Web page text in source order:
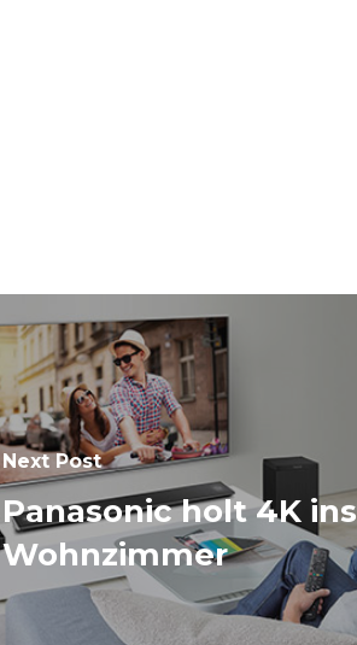
Next Post
Panasonic holt 4K ins
Wohnzimmer